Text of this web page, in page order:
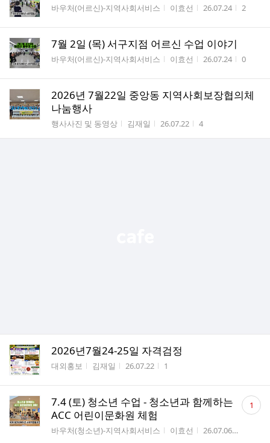
게시판명
바우처(어르신)-지역사회서비스 작성자
이효선 작성시간
26.07.24 조회수
2
7월 2일 (목) 서구지점 어르신 수업 이야기
게시판명
바우처(어르신)-지역사회서비스 작성자
이효선 작성시간
26.07.24 조회수
0
2026년 7월22일 중앙동 지역사회보장협의체
나눔행사
게시판명
행사사진 및 동영상 작성자
김재일 작성시간
26.07.22 조회수
4
2026년7월24-25일 자격검정
게시판명
대외홍보 작성자
김재일 작성시간
26.07.22 조회수
1
7.4 (토) 청소년 수업 - 청소년과 함께하는
ACC 어린이문화원 체험
게시판명
바우처(청소년)-지역사회서비스 작성자
이효선 작성시간
26.07.06
댓
글 1